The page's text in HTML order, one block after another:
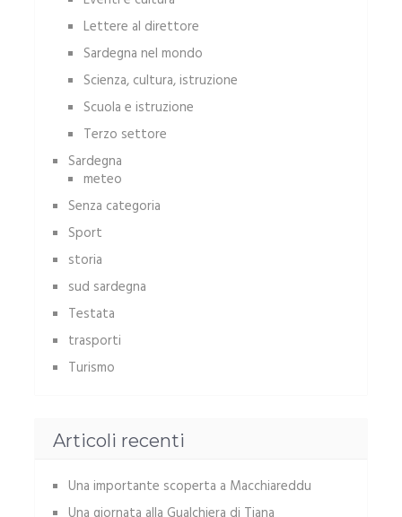
Lettere al direttore
Sardegna nel mondo
Scienza, cultura, istruzione
Scuola e istruzione
Terzo settore
Sardegna
meteo
Senza categoria
Sport
storia
sud sardegna
Testata
trasporti
Turismo
Articoli recenti
Una importante scoperta a Macchiareddu